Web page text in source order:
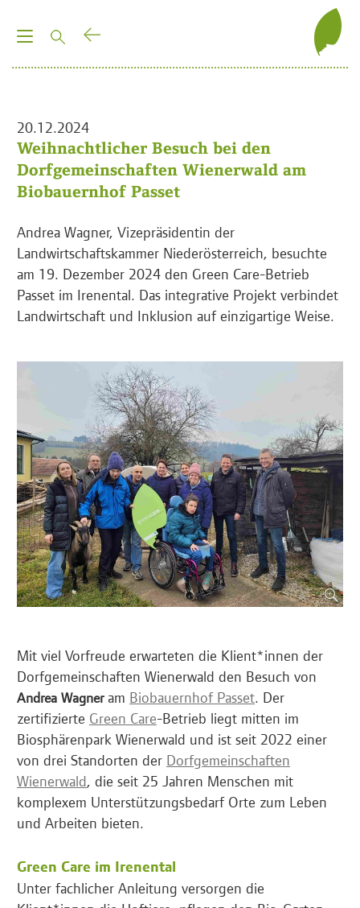
T
l
e
n
v
g
t
i
20.12.2024
Weihnachtlicher Besuch bei den
Dorfgemeinschaften Wienerwald am
Biobauernhof Passet
Andrea Wagner, Vizepräsidentin der
Landwirtschaftskammer Niederösterreich, besuchte
am 19. Dezember 2024 den Green Care-Betrieb
Passet im Irenental. Das integrative Projekt verbindet
Landwirtschaft und Inklusion auf einzigartige Weise.
Mit viel Vorfreude erwarteten die Klient*innen der
Dorfgemeinschaften Wienerwald den Besuch von
Andrea Wagneram Biobauernhof Passet. Der
zertifizierte Green Care-Betrieb liegt mitten im
Biosphärenpark Wienerwald und ist seit 2022 einer
von drei Standorten der Dorfgemeinschaften
Wienerwald, die seit 25 Jahren Menschen mit
komplexem Unterstützungsbedarf Orte zum Leben
und Arbeiten bieten.
Green Care im Irenental
Unter fachlicher Anleitung versorgen die